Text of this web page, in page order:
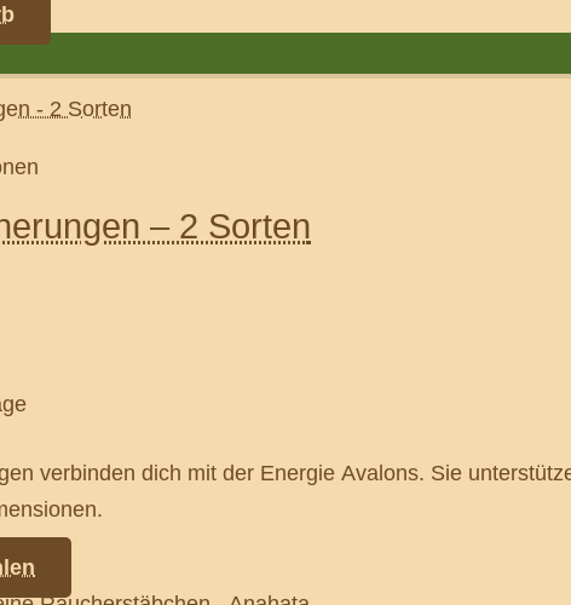
– 2 Sorten
verbinden dich mit der Energie Avalons. Sie